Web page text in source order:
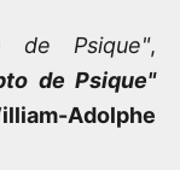
de Psique",
de Psique"
Adolphe